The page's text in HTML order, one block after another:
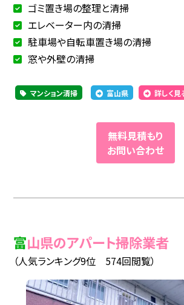
ゴミ置き場の整理と清掃
エレベーター内の清掃
駐車場や自転車置き場の清掃
窓や外壁の清掃
マンション清掃 富山県 詳しく見
無料見積もり
お問い合わせ
富山県のアパート掃除業者
（人気ランキング9位 574回閲覧）